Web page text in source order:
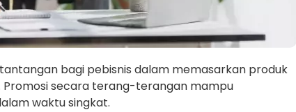
bagi pebisnis dalam memasarkan produk
secara terang-terangan mampu
waktu singkat.